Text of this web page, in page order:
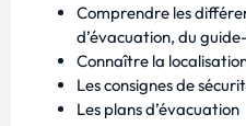
Comprendre les
d’évacuation, du
Connaître la
Les consignes de
Les plans d’évacuation